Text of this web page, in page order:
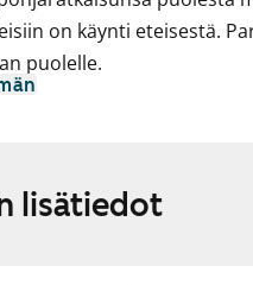
on käynti eteisestä.
puolelle.
pakastinkaappi ja
lisätiedot